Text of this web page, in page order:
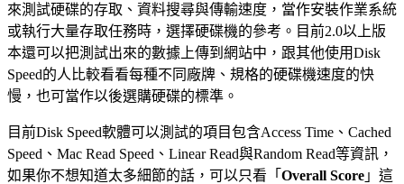
來測試硬碟的存取、資料搜尋與傳輸速度，當作安裝作業系統
或執行大量存取任務時，選擇硬碟機的參考。目前2.0以上版
本還可以把測試出來的數據上傳到網站中，跟其他使用Disk
Speed的人比較看看每種不同廠牌、規格的硬碟機速度的快
慢，也可當作以後選購硬碟的標準。
目前Disk Speed軟體可以測試的項目包含Access Time、Cached
Speed、Mac Read Speed、Linear Read與Random Read等資訊，
如果你不想知道太多細節的話，可以只看「 Overall Score 」這